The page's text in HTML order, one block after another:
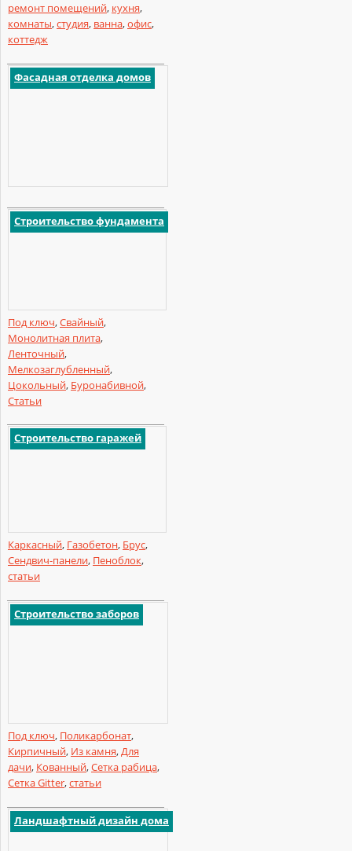
ремонт помещений, кухня,
комнаты,студия, ванна,офис,
коттедж
Фасадная отделка домов
Строительство фундамента
Под ключ,Свайный,
Монолитная плита,
Ленточный,
Мелкозаглубленный,
Цокольный, Буронабивной,
Статьи
Строительство гаражей
Каркасный, Газобетон, Брус,
Сендвич-панели, Пеноблок,
статьи
Строительство заборов
Под ключ, Поликарбонат,
Кирпичный, Из камня,Для
дачи, Кованный,Сетка рабица,
Сетка Gitter,статьи
Ландшафтный дизайн дома